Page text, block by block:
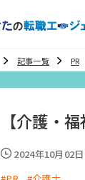
記事一覧 PR
【介護・
2024年10月02日